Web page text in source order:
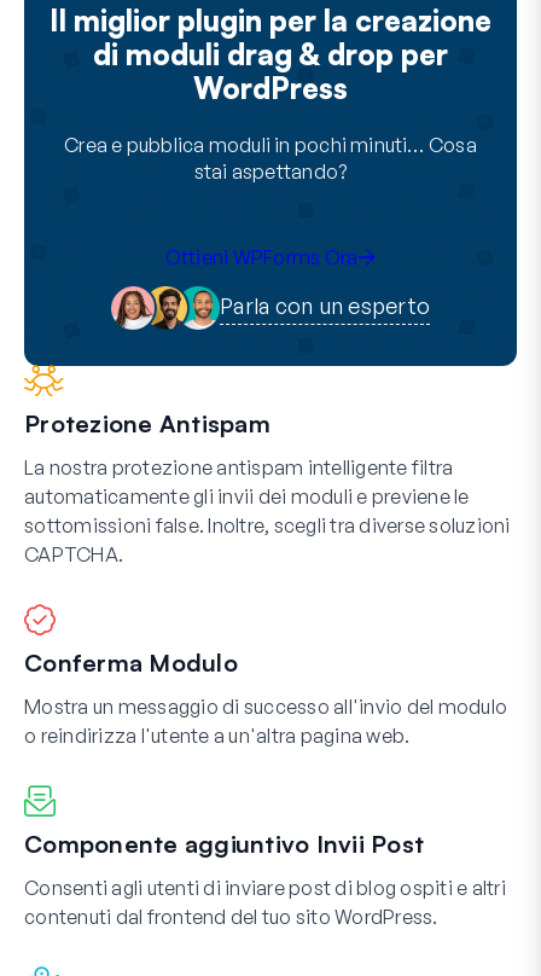
Il miglior plugin per la creazione
di moduli drag & drop per
WordPress
Crea e pubblica moduli in pochi minuti… Cosa
stai aspettando?
Ottieni WPForms Ora
Parla con un esperto
Protezione Antispam
La nostra protezione antispam intelligente filtra
automaticamente gli invii dei moduli e previene le
sottomissioni false. Inoltre, scegli tra diverse soluzioni
CAPTCHA.
Conferma Modulo
Mostra un messaggio di successo all'invio del modulo
o reindirizza l'utente a un'altra pagina web.
Componente aggiuntivo Invii Post
Consenti agli utenti di inviare post di blog ospiti e altri
contenuti dal frontend del tuo sito WordPress.